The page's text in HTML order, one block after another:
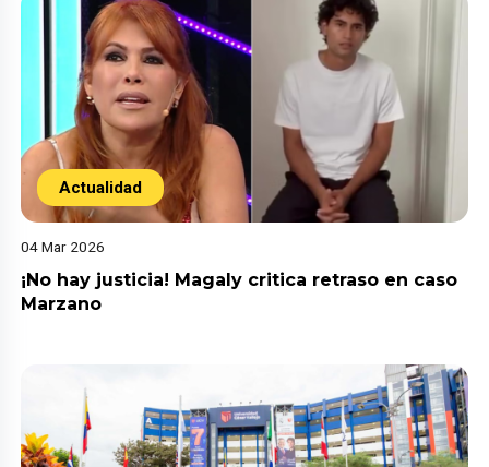
Actualidad
04 Mar 2026
¡No hay justicia! Magaly critica retraso en caso
Marzano